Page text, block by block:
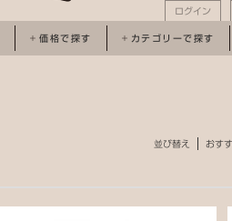
ログイン
価格で探す カテゴリーで探す
並び替え おす